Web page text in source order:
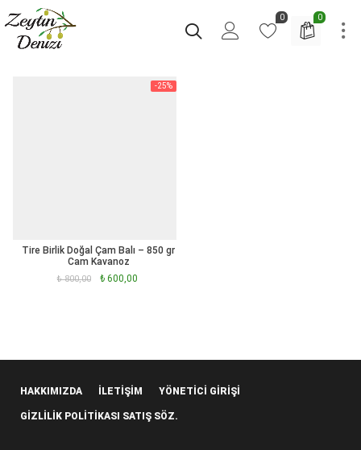
0
0
-25%
Tire Birlik Doğal Çam Balı – 850 gr
Cam Kavanoz
₺800,00
Orijinal
₺ 600,00
HAKKIMIZDA İLETIŞIM YÖNETICI GIRIŞI
GIZLILIK POLITIKASI SATIŞ SÖZ.